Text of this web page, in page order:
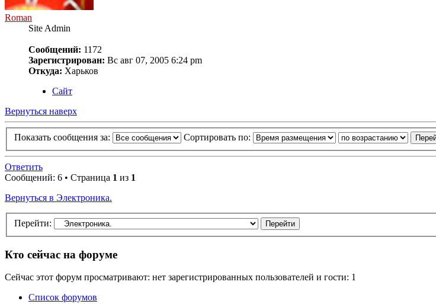
Roman
Site Admin
Сообщений: 1172
Зарегистрирован: Вс авг 07, 2005 6:24 pm
Откуда: Харьков
Сайт
Вернуться наверх
Показать сообщения за: Сортировать по:
Ответить
Сообщений: 6 • Страница 1 из 1
Вернуться в Электроника.
Перейти:
Кто сейчас на форуме
Сейчас этот форум просматривают: нет зарегистрированных пользователей и гости: 1
Список форумов